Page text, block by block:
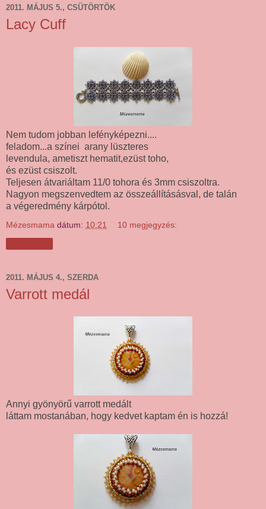
2011. MÁJUS 5., CSÜTÖRTÖK
Lacy Cuff
Nem tudom jobban lefényképezni....
feladom...a színei arany lüszteres
levendula, ametiszt hematit,ezüst toho,
és ezüst csiszolt.
Teljesen átvariáltam 11/0 tohora és 3mm csiszoltra.
Nagyon megszenvedtem az összeállításásval, de talán
a végeredmény kárpótol.
Mézesmama dátum: 10:21 10 megjegyzés:
2011. MÁJUS 4., SZERDA
Varrott medál
Annyi gyönyörű varrott medált
láttam mostanában, hogy kedvet kaptam én is hozzá!